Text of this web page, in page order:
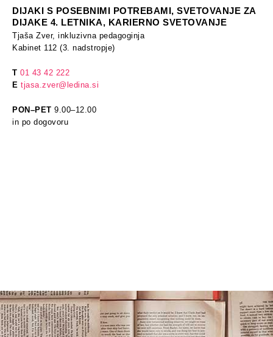
DIJAKI S POSEBNIMI POTREBAMI, SVETOVANJE ZA
DIJAKE 4. LETNIKA, KARIERNO SVETOVANJE
Tjaša Zver, inkluzivna pedagoginja
Kabinet 112 (3. nadstropje)
T 01 43 42 222
E tjasa.zver@ledina.si
PON–PET 9.00–12.00
in po dogovoru